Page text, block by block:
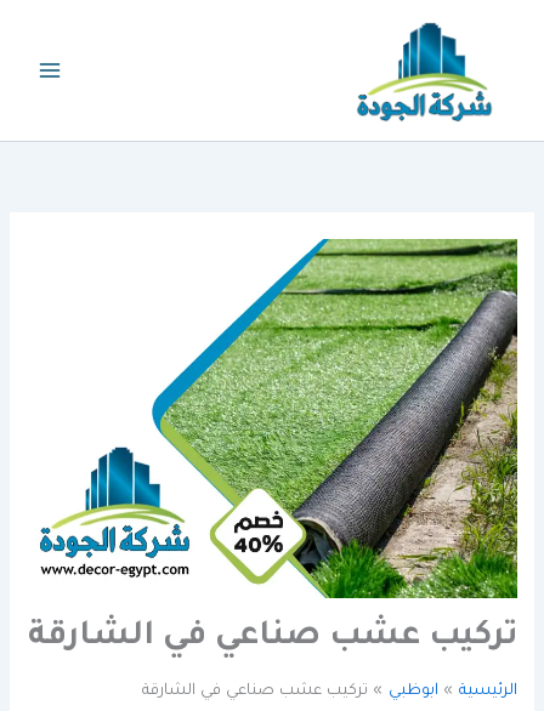
تركيب عشب صناعي في الشارقة
الرئيسية ابوظبي تركيب عشب صناعي في الشارقة